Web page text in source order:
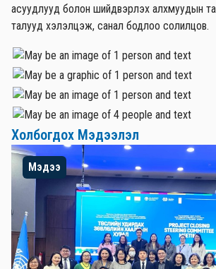
асуудлууд болон шийдвэрлэх алхмуудын
талууд хэлэлцэж, санал бодлоо солилцов.
Холбогдох Мэдээлэл
Мэдээ